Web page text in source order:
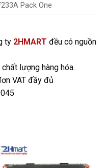
Pack One
ty 2HMART đều có nguồn
lượng hàng hóa.
VAT đầy đủ